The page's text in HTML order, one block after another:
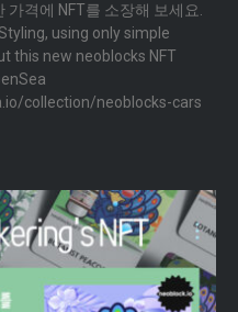
가격에 NFT를 소장해 보세요.
using only simple
this new neoblocks NFT
collection/neoblocks-cars